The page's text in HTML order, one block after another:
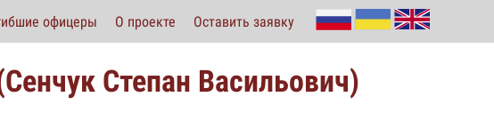
офицеры О проекте Оставить заявку
Степан Васильович)